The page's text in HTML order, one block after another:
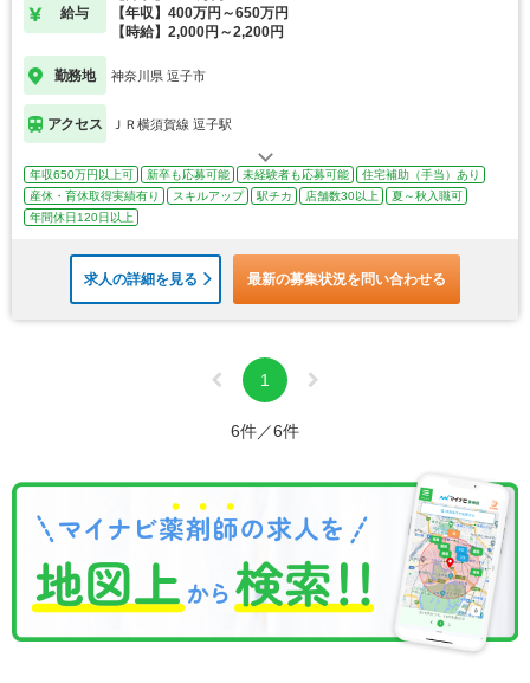
給与
【年収】400万円～650万円
【時給】2,000円～2,200円
勤務地 神奈川県 逗子市
アクセス ＪＲ横須賀線 逗子駅
年収650万円以上可 新卒も応募可能 未経験者も応募可能
住宅補助（手当）あり
産休・育休取得実績有り
スキルアップ 駅チカ 店舗数30以上
夏～秋入職可
年間休日120日以上
求人の詳細を見る 最新の募集状況を問い合わせる
1
6件／6件